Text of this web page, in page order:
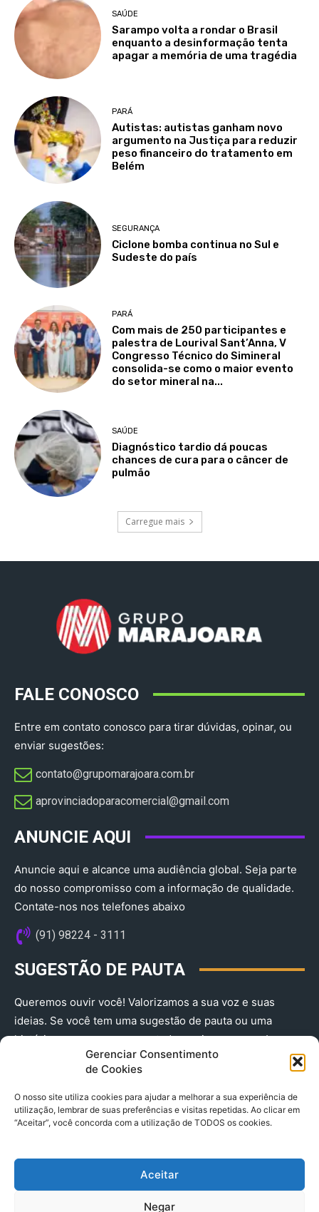
Gerenciar Consentimento
de Cookies
O nosso site utiliza cookies para ajudar a melhorar a sua experiência de
utilização, lembrar de suas preferências e visitas repetidas. Ao clicar em
“Aceitar”, você concorda com a utilização de TODOS os cookies.
Aceitar
Negar
SAÚDE
Sarampo volta a rondar o Brasil
enquanto a desinformação tenta
apagar a memória de uma tragédia
PARÁ
Autistas: autistas ganham novo
argumento na Justiça para reduzir
peso financeiro do tratamento em
Belém
SEGURANÇA
Ciclone bomba continua no Sul e
Sudeste do país
PARÁ
Com mais de 250 participantes e
palestra de Lourival Sant’Anna, V
Congresso Técnico do Simineral
consolida-se como o maior evento
do setor mineral na...
SAÚDE
Diagnóstico tardio dá poucas
chances de cura para o câncer de
pulmão
Carregue mais
FALE CONOSCO
Entre em contato conosco para tirar dúvidas, opinar, ou
enviar sugestões:
contato@grupomarajoara.com.br
aprovinciadoparacomercial@gmail.com​
ANUNCIE AQUI
Anuncie aqui e alcance uma audiência global. Seja parte
do nosso compromisso com a informação de qualidade.
Contate-nos nos telefones abaixo
(91) 98224 - 3111
SUGESTÃO DE PAUTA
Queremos ouvir você! Valorizamos a sua voz e suas
ideias. Se você tem uma sugestão de pauta ou uma
história que merece ser contada, envie-nos agora!
(91) 98224 - 3111
© 2025 A Província do Pará CNPJ: 04.901.141/0001-36 End .
Trav. Quintino Bocaiuva 2301, Ed. Rogério Fernandez – Sala